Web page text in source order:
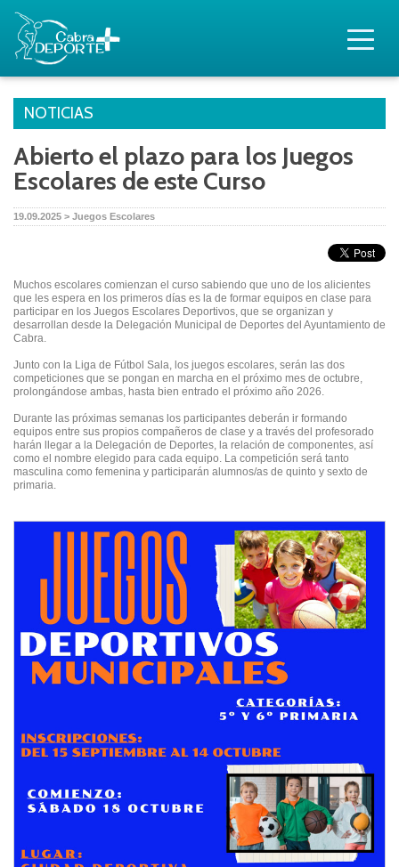
NOTICIAS
Abierto el plazo para los Juegos
Escolares de este Curso
19.09.2025 > Juegos Escolares
Muchos escolares comienzan el curso sabiendo que uno de los alicientes
que les espera en los primeros días es la de formar equipos en clase para
participar en los Juegos Escolares Deportivos, que se organizan y
desarrollan desde la Delegación Municipal de Deportes del Ayuntamiento de
Cabra.
Junto con la Liga de Fútbol Sala, los juegos escolares, serán las dos
competiciones que se pongan en marcha en el próximo mes de octubre,
prolongándose ambas, hasta bien entrado el próximo año 2026.
Durante las próximas semanas los participantes deberán ir formando
equipos entre sus propios compañeros de clase y a través del profesorado
harán llegar a la Delegación de Deportes, la relación de componentes, así
como el nombre elegido para cada equipo. La competición será tanto
masculina como femenina y participarán alumnos/as de quinto y sexto de
primaria.